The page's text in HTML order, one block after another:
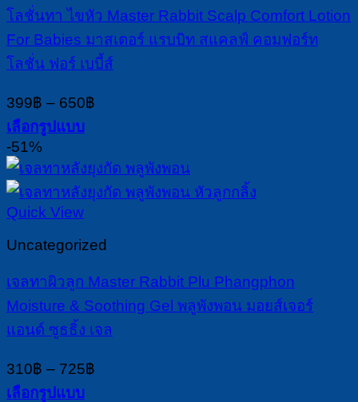
options
may
be
chosen
the
product
page
โลชั่นทา ไขหัว Master Rabbit Scalp Comfort Lotion
For Babies มาสเตอร์ แรบบิท สแคลฟ์ คอมฟอร์ท
โลชั่น ฟอร์ เบบี้ส์
399฿ – 650฿
650฿
เลือกรูปแบบ
This
product
has
multiple
variants.
options
be
chosen
the
page
-51%
Quick View
Uncategorized
เจลทาผิวลูก Master Rabbit Plu Phangphon
Moisture & Soothing Gel พลูพังพอน มอยส์เจอร์
แอนด์ ซูธธิ้ง เจล
310฿ – 725฿
เลือกรูปแบบ